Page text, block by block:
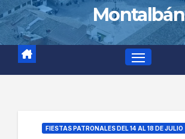
Montalbán
FIESTAS PATRONALES DEL 14 AL 18 DE JULIO